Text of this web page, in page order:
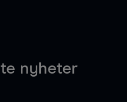
nyheter